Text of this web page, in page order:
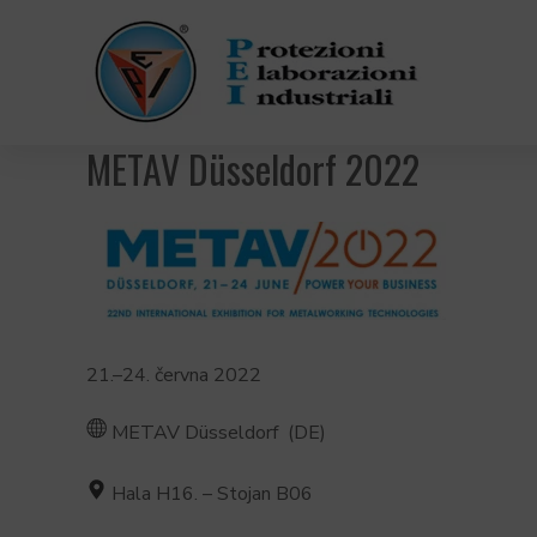
METAV Düsseldorf 2022
21.–24. června 2022
METAV Düsseldorf (DE)
Hala H16. – Stojan B06